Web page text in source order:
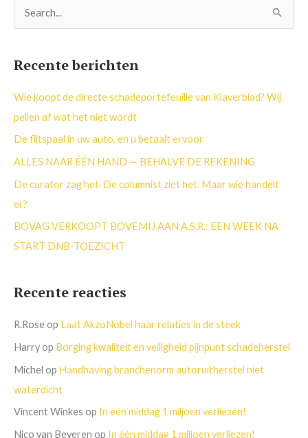
n
a
a
r
Recente berichten
Wie koopt de directe schadeportefeuille van Klaverblad? Wij
pellen af wat het niet wordt
De flitspaal in uw auto, en u betaalt ervoor
ALLES NAAR ÉÉN HAND — BEHALVE DE REKENING
De curator zag het. De columnist ziet het. Maar wie handelt
er?
BOVAG VERKOOPT BOVEMIJ AAN A.S.R.: EEN WEEK NA
START DNB-TOEZICHT
Recente reacties
R.Roseop Laat AkzoNobel haar relaties in de steek
Harryop Borging kwaliteit en veiligheid pijnpunt schadeherstel
Michel op Handhaving branchenorm autoruitherstel niet
waterdicht
Vincent Winkes op In één middag 1 miljoen verliezen!
Nico van Beveren op In één middag 1 miljoen verliezen!